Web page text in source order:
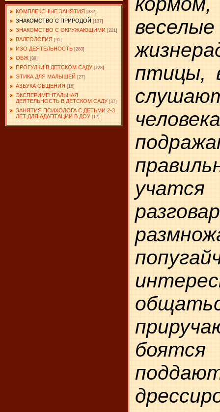
КОМПЛЕКСНЫЕ ЗАНЯТИЯ [387]
ЗНАКОМСТВО С ПРИРОДОЙ [137]
ЗНАКОМСТВО С ОКРУЖАЮЩИМИ [221]
ВАЛЕОЛОГИЯ [95]
ИЗО ДЕЯТЕЛЬНОСТЬ [280]
ОБЖ [89]
ПРОГУЛКИ В ДЕТСКОМ САДУ [228]
ЭТИКА ДЛЯ МАЛЫШЕЙ [27]
АЗБУКА ОБЩЕНИЯ [16]
ЭКСПЕРИМЕНТАЛЬНАЯ
ДЕЯТЕЛЬНОСТЬ В ДЕТСКОМ САДУ [37]
ЗАНЯТИЯ ПСИХОЛОГА С ДЕТЬМИ 2-3
ЛЕТ ДЛЯ АДАПТАЦИИ В ДОУ [17]
птицы,
учатся